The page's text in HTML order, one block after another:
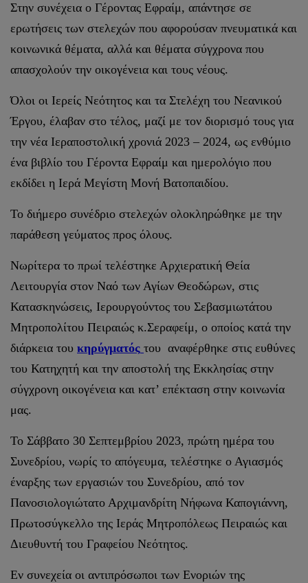
Στην συνέχεια ο Γέροντας Εφραίμ, απάντησε σε
ερωτήσεις των στελεχών που αφορούσαν πνευματικά και
κοινωνικά θέματα, αλλά και θέματα σύγχρονα που
απασχολούν την οικογένεια και τους νέους.
Όλοι οι Ιερείς Νεότητος και τα Στελέχη του Νεανικού
Έργου, έλαβαν στο τέλος, μαζί με τον διορισμό τους για
την νέα Ιεραποστολική χρονιά 2023 – 2024, ως ενθύμιο
ένα βιβλίο του Γέροντα Εφραίμ και ημερολόγιο που
εκδίδει η Ιερά Μεγίστη Μονή Βατοπαιδίου.
Το διήμερο συνέδριο στελεχών ολοκληρώθηκε με την
παράθεση γεύματος προς όλους.
Νωρίτερα το πρωί τελέστηκε Αρχιερατική Θεία
Λειτουργία στον Ναό των Αγίων Θεοδώρων, στις
Κατασκηνώσεις, Ιερουργούντος του Σεβασμιωτάτου
Μητροπολίτου Πειραιώς κ.Σεραφείμ, ο οποίος κατά την
διάρκεια του κηρύγματός του αναφέρθηκε στις ευθύνες
του Κατηχητή και την αποστολή της Εκκλησίας στην
σύγχρονη οικογένεια και κατ’ επέκταση στην κοινωνία
μας.
Το Σάββατο 30 Σεπτεμβρίου 2023, πρώτη ημέρα του
Συνεδρίου, νωρίς το απόγευμα, τελέστηκε ο Αγιασμός
έναρξης των εργασιών του Συνεδρίου, από τον
Πανοσιολογιώτατο Αρχιμανδρίτη Νήφωνα Καπογιάννη,
Πρωτοσύγκελλο της Ιεράς Μητροπόλεως Πειραιώς και
Διευθυντή του Γραφείου Νεότητος.
Εν συνεχεία οι αντιπρόσωποι των Ενοριών της